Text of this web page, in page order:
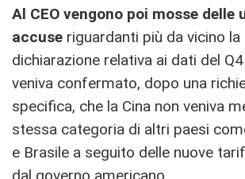
Al CEO vengono poi mosse delle
accuse riguardanti più da vicino
dichiarazione relativa ai dati del
veniva confermato, dopo una
specifica, che la Cina non veniva
stessa categoria di altri paesi
e Brasile a seguito delle nuove